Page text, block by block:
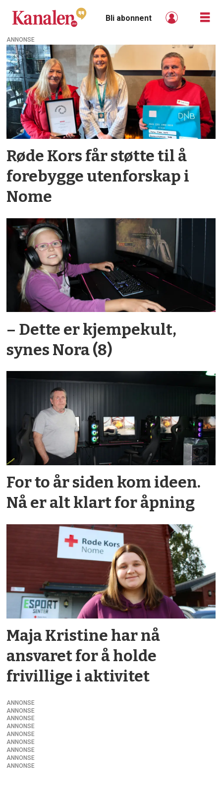
Bli abonnent
Tag:
e-
sport
ANNONSE
Røde Kors får støtte til å
forebygge utenforskap i
Nome
– Dette er kjempekult,
synes Nora (8)
For to år siden kom ideen.
Nå er alt klart for åpning
Maja Kristine har nå
ansvaret for å holde
frivillige i aktivitet
ANNONSE
ANNONSE
ANNONSE
ANNONSE
ANNONSE
ANNONSE
ANNONSE
ANNONSE
ANNONSE